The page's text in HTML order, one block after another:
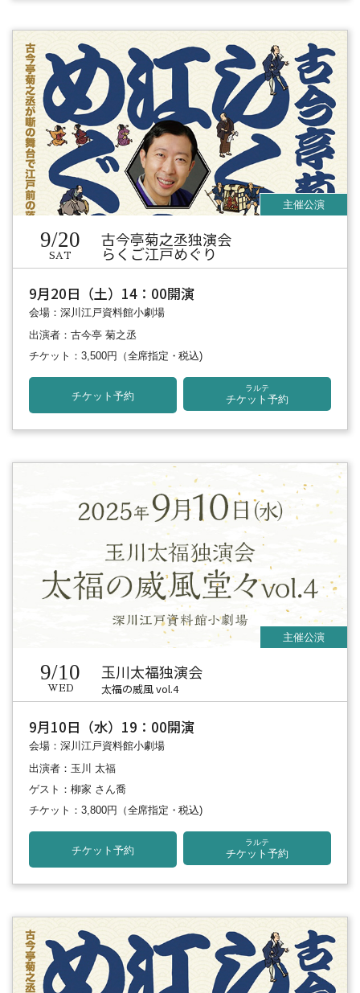
9/20
SAT
古今亭菊之丞独演会
らくご江戸めぐり
9月20日（土）14：00開演
会場：深川江戸資料館小劇場
出演者：古今亭 菊之丞
チケット：3,500円
（全席指定・税込)
チケット予約
ラルテ
チケット予約
9/10
WED
玉川太福独演会
太福の威風 vol.4
9月10日（水）19：00開演
会場：深川江戸資料館小劇場
出演者：玉川 太福
ゲスト：柳家 さん喬
チケット：3,800円 （全席指定・税込)
チケット予約
ラルテ
チケット予約